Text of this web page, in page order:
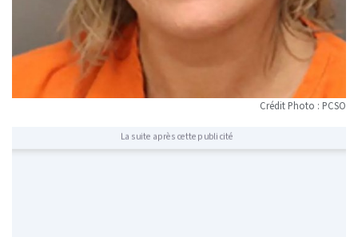
Crédit Photo : PCSO
La suite après cette publicité